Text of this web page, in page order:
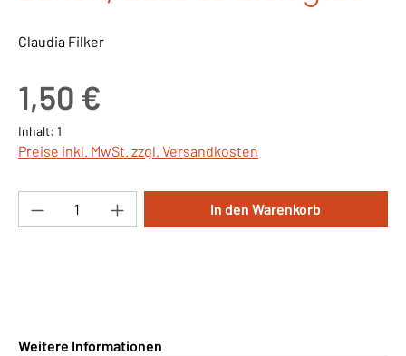
Claudia Filker
1,50 €
Inhalt: 1
Preise inkl. MwSt. zzgl. Versandkosten
Produkt Anzahl: Gib den gewünschten
In den Warenkorb
Weitere Informationen